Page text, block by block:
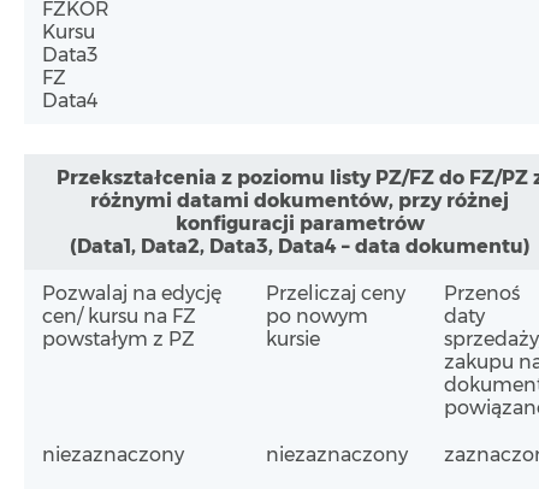
FZKOR
Kursu
Data3
FZ
Data4
Przekształcenia z poziomu listy PZ/FZ do FZ/PZ
różnymi datami dokumentów, przy różnej
konfiguracji parametrów
(Data1, Data2, Data3, Data4 – data dokumentu)
Pozwalaj na edycję
cen/ kursu na FZ
powstałym z PZ
Przeliczaj ceny
po nowym
kursie
Przenoś
daty
zakupu
niezaznaczony niezaznaczony